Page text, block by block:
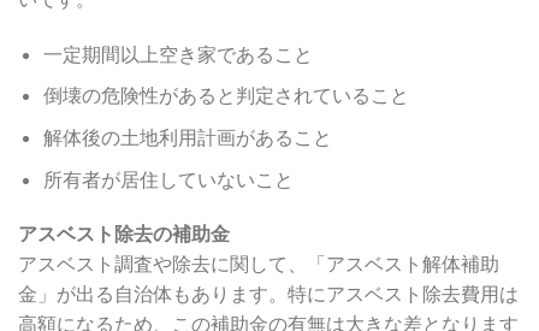
一定期間以上空き家であること
倒壊の危険性があると判定されていること
解体後の土地利用計画があること
所有者が居住していないこと
アスベスト除去の補助金
アスベスト調査や除去に関して、「アスベスト解体補助
金」が出る自治体もあります。特にアスベスト除去費用は
高額になるため、この補助金の有無は大きな差となります